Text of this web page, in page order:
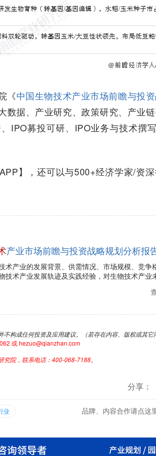
《中国生物技术产业市场前瞻与投
数据、产业研究、政策研究、产业
IPO募投可研、IPO业务与技术撰
】，还可以与500+经济学家/资
产业市场前瞻与投资战略规划分析报
术产业的发展背景、供需情况、市场规模、竞争
技术产业发展轨迹及实践经验，对生物技术产业
构成任何投资及应用建议。（若存在内容、版权或其它
或 hezuo@qianzhan.com
院，联系电话：400-068-7188。
分享：
业 品牌、内容合作请点这